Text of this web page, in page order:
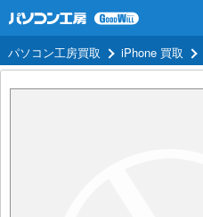
パソコン工房買取 iPhone 買取